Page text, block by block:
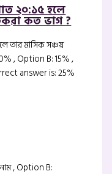
২০:১৫ হলে
কত ভাগ ?
তার মাসিক সঞ্চয়
, Option B: 15% ,
answer is: 25%
, Option B: